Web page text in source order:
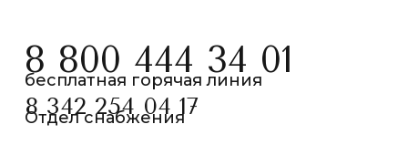
8 800 444 34 01
бесплатная горячая линия
8 342 254 04 17
Отдел снабжения